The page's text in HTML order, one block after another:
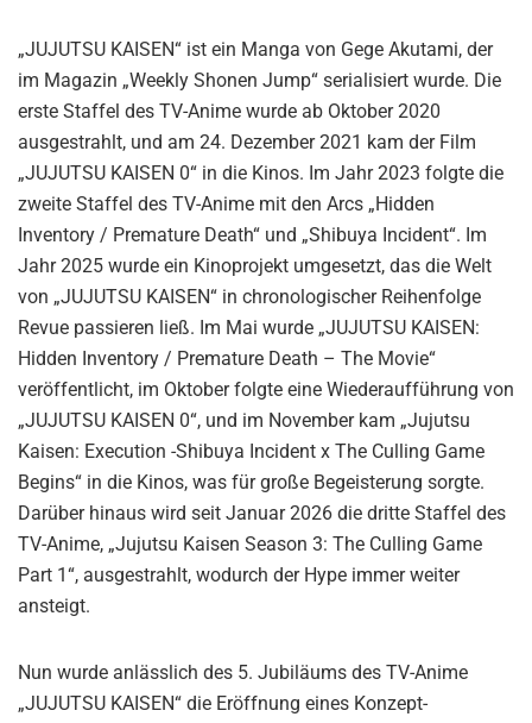
„JUJUTSU KAISEN“ ist ein Manga von Gege Akutami, der
im Magazin „Weekly Shonen Jump“ serialisiert wurde. Die
erste Staffel des TV-Anime wurde ab Oktober 2020
ausgestrahlt, und am 24. Dezember 2021 kam der Film
„JUJUTSU KAISEN 0“ in die Kinos. Im Jahr 2023 folgte die
zweite Staffel des TV-Anime mit den Arcs „Hidden
Inventory / Premature Death“ und „Shibuya Incident“. Im
Jahr 2025 wurde ein Kinoprojekt umgesetzt, das die Welt
von „JUJUTSU KAISEN“ in chronologischer Reihenfolge
Revue passieren ließ. Im Mai wurde „JUJUTSU KAISEN:
Hidden Inventory / Premature Death – The Movie“
veröffentlicht, im Oktober folgte eine Wiederaufführung von
„JUJUTSU KAISEN 0“, und im November kam „Jujutsu
Kaisen: Execution -Shibuya Incident x The Culling Game
Begins“ in die Kinos, was für große Begeisterung sorgte.
Darüber hinaus wird seit Januar 2026 die dritte Staffel des
TV-Anime, „Jujutsu Kaisen Season 3: The Culling Game
Part 1“, ausgestrahlt, wodurch der Hype immer weiter
ansteigt.
Nun wurde anlässlich des 5. Jubiläums des TV-Anime
„JUJUTSU KAISEN“ die Eröffnung eines Konzept-